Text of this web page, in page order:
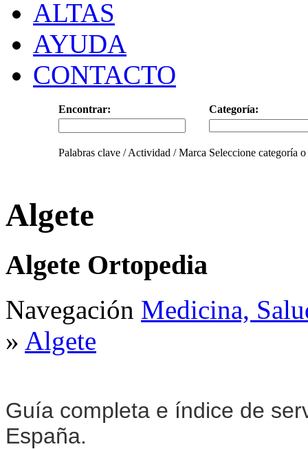
ALTAS
AYUDA
CONTACTO
Encontrar: Categoría:
Palabras clave / Actividad / Marca Seleccione categoría
Algete
Algete Ortopedia
Navegación Medicina,
» Algete
Guía completa e índice de
España.